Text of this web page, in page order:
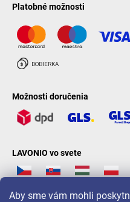
Aby sme vám mohli
Platobné možnosti
Možnosti doručenia
LAVONIO vo svete